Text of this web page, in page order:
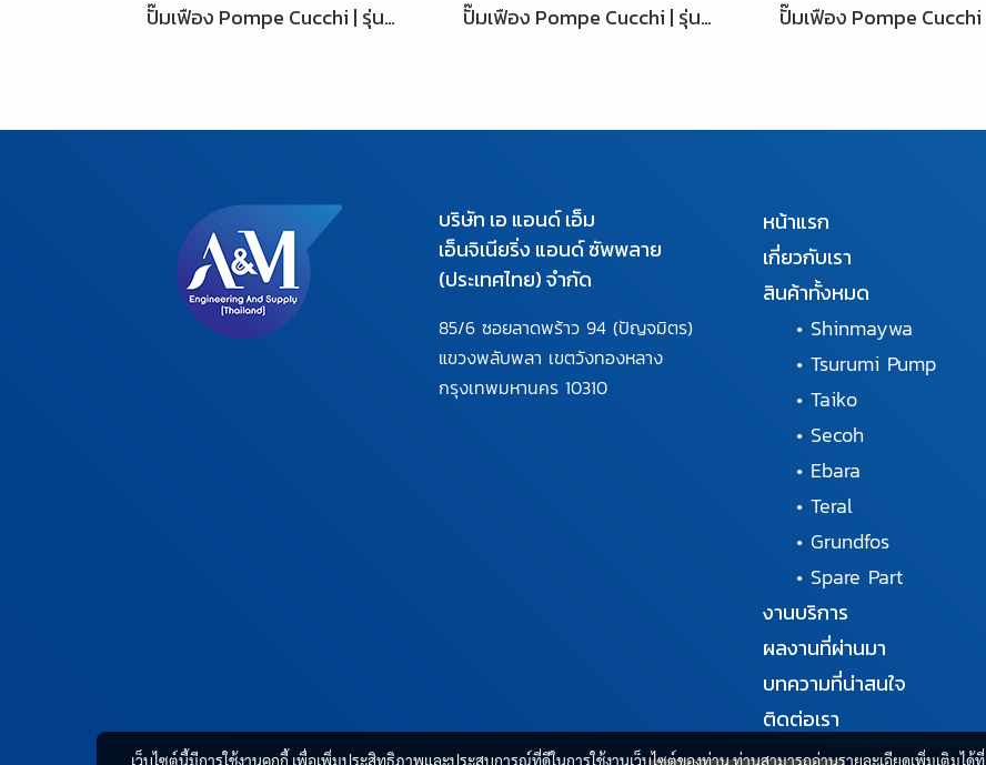
ปั๊มเฟือง Pompe Cucchi | รุ่น BX-450 ปั๊มเฟือง Pompe Cucchi | รุ่น BX-500
บริษัท เอ แอนด์ เอ็ม
เอ็นจิเนียริ่ง แอนด์ ซัพพลาย
(ประเทศไทย) จำกัด
85/6 ซอยลาดพร้าว 94 (ปัญจมิตร)
แขวงพลับพลา เขตวังทองหลาง
กรุงเทพมหานคร 10310
หน้าแรก
เกี่ยวกับเรา
สินค้าทั้งหมด
• Shinmaywa
• Tsurumi Pump
• Taiko
• Secoh
• Ebara
• Teral
• Grundfos
• Spare Part
งานบริการ
ผลงานที่ผ่านมา
บทความที่น่าสนใจ
ติดต่อเรา
เว็บไซต์นี้มีการใช้งานคุกกี้ เพื่อเพิ่มประสิทธิภาพและประสบการณ์ที่ดีในการใช้งานเว็บไซต์ของท่าน ท่านสามารถอ่านรายละเอียดเพิ่มเติมได้ที่